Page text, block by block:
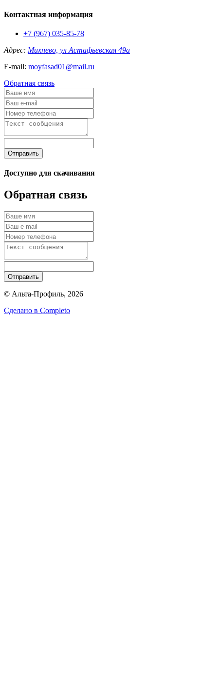
Контактная информация
+7 (967) 035-85-78
Адрес: Михнево, ул Астафьевская 49а
E-mail: moyfasad01@mail.ru
Обратная связь
Отправить
Доступно для скачивания
Обратная связь
Отправить
© Альта-Профиль, 2026
Сделано в Completo